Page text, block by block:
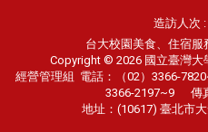
造訪人次
台大校園美食、住宿服
Copyright © 2026 國立臺灣大
經營管理組 電話：（02）3366-
3366-2197~9 傳
地址：(10617) 臺北市